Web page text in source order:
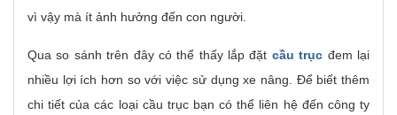
vì vậy mà ít ảnh hưởng đến con người.
Qua so sánh trên đây có thể thấy lắp đặt cầu trục đem lại
nhiều lợi ích hơn so với việc sử dụng xe nâng. Để biết thêm
chi tiết của các loại cầu trục bạn có thể liên hệ đến công ty